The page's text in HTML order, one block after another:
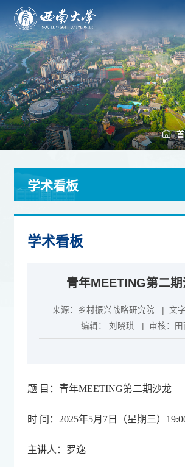
学术看板
学术看板
青年MEETING第二
来源： 乡村振兴战略研究院 | 文字
编辑：
刘晓琪 | 审核： 田
题 目：青年MEETING第二期沙龙
时 间：2025年5月7日（星期三）
主讲人：罗逸